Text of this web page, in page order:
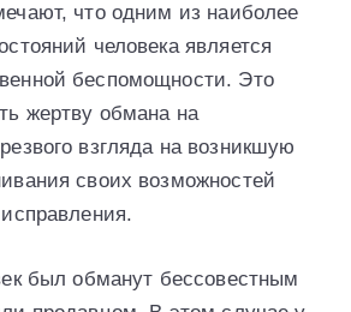
что одним из наиболее
человека является
беспомощности. Это
жертву обмана на
взгляда на возникшую
своих возможностей
был обманут бессовестным